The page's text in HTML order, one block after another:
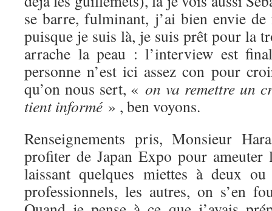
se barre, fulminant, j’ai bien envie
puisque je suis là, je suis prêt pour la
arrache la peau : l’interview est
personne n’est ici assez con pour
qu’on nous sert, «on va remettre un
tient informé » , ben voyons.
Renseignements pris, Monsieur
profiter de Japan Expo pour
laissant quelques miettes à deux
professionnels, les autres, on s’en